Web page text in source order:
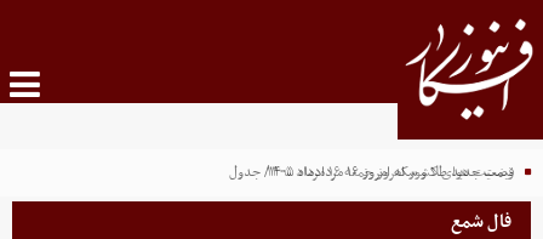
وضعیت هوای کشور امروز جمعه ۱۶ مرداد ۱۴۰۵
قیمت جدید طلا و سکه امروز ۱۶ مردادماه ۱۴۰۵/ جدول
فال شمع